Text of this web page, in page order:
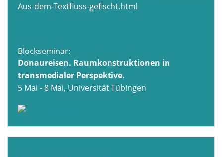
Aus-dem-Textfluss-gefischt.html
Blockseminar:
Donaureisen. Raumkonstruktionen in
transmedialer Perspektive.
5 Mai - 8 Mai, Universität Tübingen